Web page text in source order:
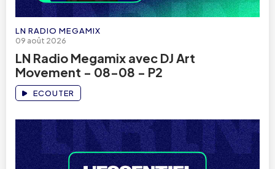
LN RADIO MEGAMIX
09 août 2026
LN Radio Megamix avec DJ Art
Movement - 08-08 - P2
ECOUTER